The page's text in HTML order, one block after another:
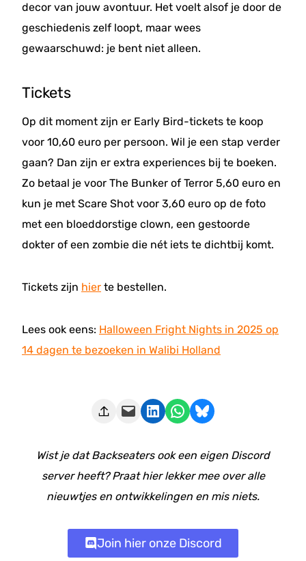
decor van jouw avontuur. Het voelt alsof je door de
geschiedenis zelf loopt, maar wees
gewaarschuwd: je bent niet alleen.
Tickets
Op dit moment zijn er Early Bird-tickets te koop
voor 10,60 euro per persoon. Wil je een stap verder
gaan? Dan zijn er extra experiences bij te boeken.
Zo betaal je voor The Bunker of Terror 5,60 euro en
kun je met Scare Shot voor 3,60 euro op de foto
met een bloeddorstige clown, een gestoorde
dokter of een zombie die nét iets te dichtbij komt.
Tickets zijn hier te bestellen.
Lees ook eens: Halloween Fright Nights in 2025 op
14 dagen te bezoeken in Walibi Holland
Deze pagina e-mailen Delen op LinkedIn Delen via WhatsApp Share on Bluesky
Wist je dat Backseaters ook een eigen Discord
server heeft? Praat hier lekker mee over alle
nieuwtjes en ontwikkelingen en mis niets.
Join hier onze Discord